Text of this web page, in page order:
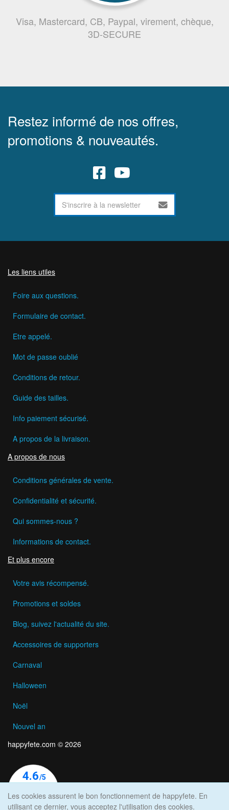
Visa, Mastercard, CB, Paypal, virement, chèque,
3D-SECURE
Restez informé de nos offres,
promotions & nouveautés.
Les liens utiles
Foire aux questions.
Formulaire de contact.
Etre appelé.
Mot de passe oublié
Conditions de retour.
Guide des tailles.
Info paiement sécurisé.
A propos de la livraison.
A propos de nous
Conditions générales de vente.
Confidentialité et sécurité.
Qui sommes-nous ?
Informations de contact.
Et plus encore
Votre avis récompensé.
Promotions et soldes
Blog, suivez l'actualité du site.
Accessoires de supporters
Carnaval
Halloween
Noël
Nouvel an
happyfete.com © 2026
Les cookies assurent le bon fonctionnement de happyfete. En
utilisant ce dernier, vous acceptez l'utilisation des cookies.